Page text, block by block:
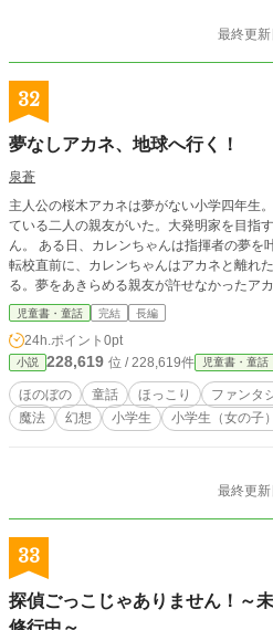
最終更
32
夢なしアカネ、地球へ行く！
泉蒼
主人公の桜木アカネは夢がない小学四年生
ている二人の親友がいた。大発明家を目指
ん。 ある日、カレンちゃんは指揮者の夢を
転校直前に、カレンちゃんはアカネと離れ
る。夢をあきらめる親友が許せなかったア
しまう。 無理やり地球に送りだす形になっ
も言えずにしょんぼりしていた。そんなあ
る。それはカレンちゃんが転校した地球の
ンスに、アカネはカレンちゃんに会おうと
無事に夏休みに宇宙旅行に行くことになっ
の宇宙旅行を楽しんだ。けれど二日目に、
仲良しのパパとママが、ケンカをはじめた
揮で、園内は楽し気な雰囲気になっていく
事に仲直りをした。再会を果たしたアカネ
とができた。その思いを胸に、アカネは地
てくると、もう一人の親友ケンタがアカネ
墓地を銀河に変える、といった発明品をア
ケンタのおかげで美しい銀河に変身してい
に、「みんなを良い顔にしたいだけ」と自
アカネはたくさんの人たちのおかげで、自
児童書・童話 完結 長編
24h.ポイント 0pt
小説 228,619 位 / 228,619件 児童書・童話
ほのぼの 童話 ほっこり ファンタ
魔法
幻想 小学生 小学生（女の子
最終更
33
探偵ごっこじゃありません！～